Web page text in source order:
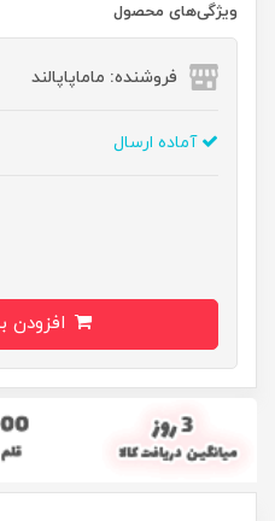
ویژگی‌های محصول
فروشنده: ماماپاپالند
آماده ارسال